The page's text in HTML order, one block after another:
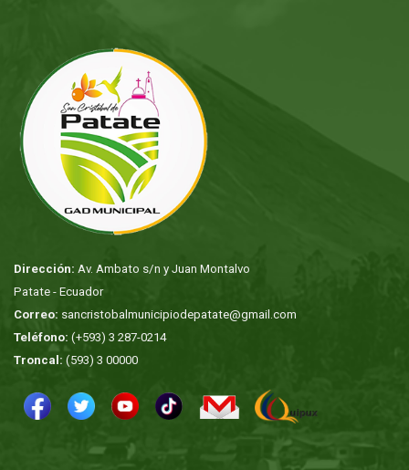
Dirección: Av. Ambato s/n y Juan Montalvo
Patate - Ecuador
Correo: sancristobalmunicipiodepatate@gmail.com
Teléfono: (+593) 3 287-0214
Troncal: (593) 3 00000